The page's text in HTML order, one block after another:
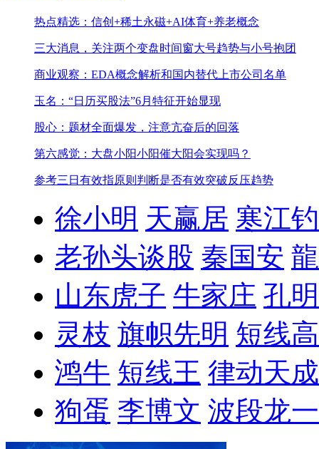
热点精选：信创+稀土永磁+AI体育+养老概念
三大消息，关注两个变盘时间窗大号趋势与小号抱团
商业观察：EDA概念解析和国内替代上市公司名单
玉名：“日历买股法”6月特征开始显现
股心：题材全面爆发，注意亢奋后的回落
第六感觉：大盘小阳小阳催大阳会实现吗？
参考三日有效指原则判断是否有效突破反压趋势
徐小明 天赢居 寒江
老孙头谈股 秦国安
山东虎子 牛家庄 孔
灵枝 旗帜先明 短线
鸿牛 短线王 律动天成
狗蛋 李博文 波段龙一